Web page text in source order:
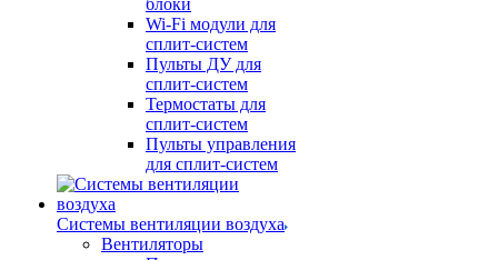
блоки
Wi-Fi модули для
сплит-систем
Пульты ДУ для
сплит-систем
Термостаты для
сплит-систем
Пульты управления
для сплит-систем
Системы вентиляции воздуха
Вентиляторы